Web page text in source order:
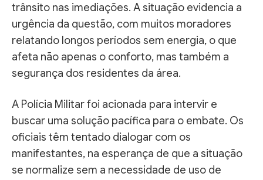
trânsito nas imediações. A situação evidencia a
urgência da questão, com muitos moradores
relatando longos períodos sem energia, o que
afeta não apenas o conforto, mas também a
segurança dos residentes da área.
A Polícia Militar foi acionada para intervir e
buscar uma solução pacífica para o embate. Os
oficiais têm tentado dialogar com os
manifestantes, na esperança de que a situação
se normalize sem a necessidade de uso de